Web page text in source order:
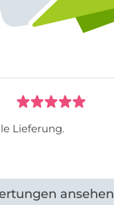
Lieferung.
ansehen